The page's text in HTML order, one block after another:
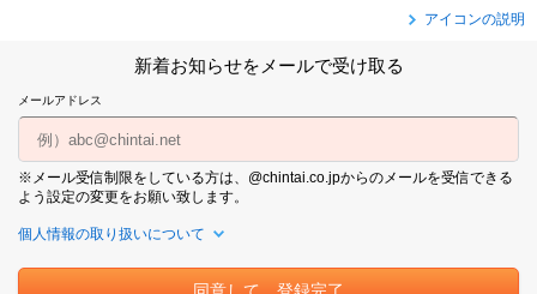
アイコンの説明
新着お知らせをメールで受け取る
メールアドレス
※メール受信制限をしている方は、@chintai.co.jpからのメールを受信できる
よう設定の変更をお願い致します。
個人情報の取り扱いについて